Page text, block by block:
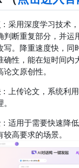
：采用深度学习技术
判断重复部分，并运
写。降重速度快，同
确性，能在短时间内
文原创性。
：上传论文，系统利
：适用于需要快速降
高要求的场景。